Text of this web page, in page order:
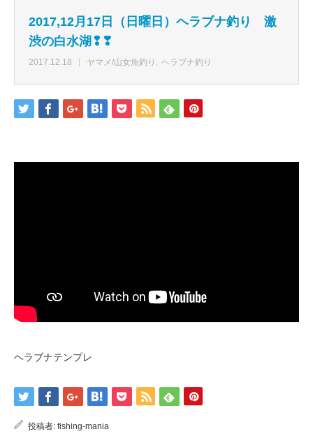
2017,12月17日（日曜日）ヘラブナ釣り 激
渋の白水湖❢❣
2017.12.18 ヤマメ/山女魚釣り ヘラブナ釣り
ヘラブナテンプレ
投稿者: fishing-mania